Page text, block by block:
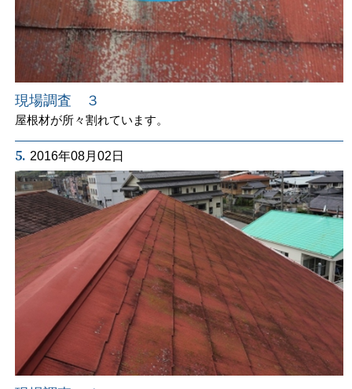
現場調査 ３
屋根材が所々割れています。
5. 2016年08月02日